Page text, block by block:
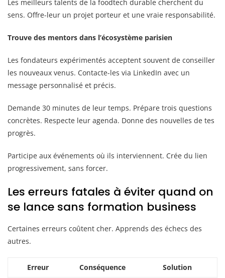
Les meilleurs talents de la foodtech durable cherchent du
sens. Offre-leur un projet porteur et une vraie responsabilité.
Trouve des mentors dans l’écosystème parisien
Les fondateurs expérimentés acceptent souvent de conseiller
les nouveaux venus. Contacte-les via LinkedIn avec un
message personnalisé et précis.
Demande 30 minutes de leur temps. Prépare trois questions
concrètes. Respecte leur agenda. Donne des nouvelles de tes
progrès.
Participe aux événements où ils interviennent. Crée du lien
progressivement, sans forcer.
Les erreurs fatales à éviter quand on
se lance sans formation business
Certaines erreurs coûtent cher. Apprends des échecs des
autres.
Erreur Conséquence Solution